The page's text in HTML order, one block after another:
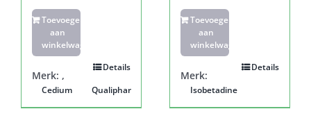
Toevoegen
aan
winkelwagen
Details
Merk:
Cedium
,
Qualiphar
Toevoegen
aan
winkelwagen
Details
Merk:
Isobetadine